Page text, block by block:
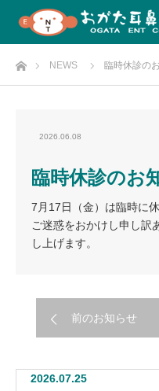
HomeNEWS 臨時休診の
2026.06.08
臨時休診のお
7月17日（金）は臨時に
ご迷惑をおかけし申し訳
し上げます。
前のお知らせ
2026.07.25